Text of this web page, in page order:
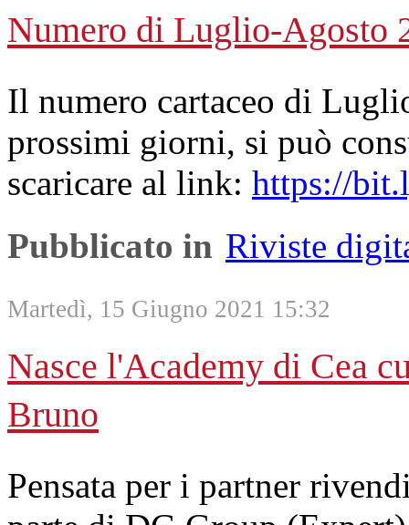
Numero di Luglio-Agosto
Il numero cartaceo di
prossimi giorni, si può
scaricare al link: https://
Pubblicato in Riviste
Martedì, 15 Giugno 2021 15:32
Nasce l'Academy di Cea
Bruno
Pensata per i partner